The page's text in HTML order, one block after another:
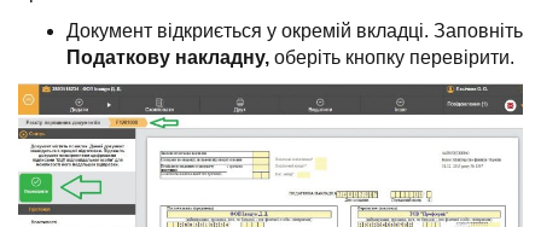
Документ відкриється у окремій вкладці. Заповніть
Податкову накладну, оберіть кнопку перевірити.